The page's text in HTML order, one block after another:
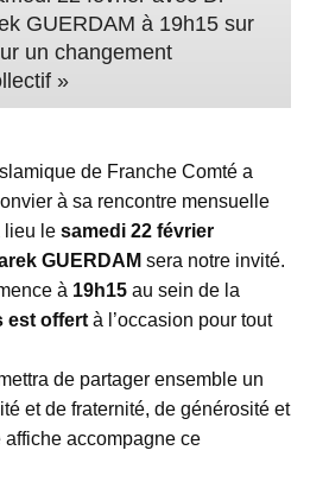
GUERDAM à 19h15 sur
un changement
»
de Franche Comté a
à sa rencontre mensuelle
lieu le samedi 22 février
GUERDAM sera notre invité.
à 19h15 au sein de la
est offert à l’occasion pour tout
de partager ensemble un
et de fraternité, de générosité et
affiche accompagne ce